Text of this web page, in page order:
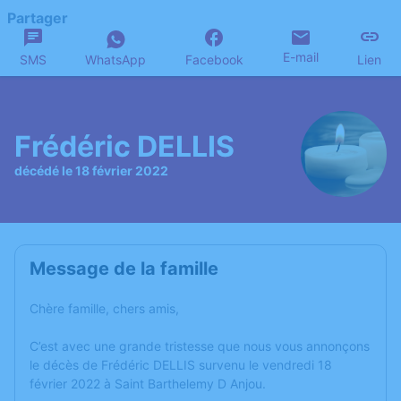
Partager
SMS WhatsApp Facebook E-mail Lien
Frédéric DELLIS
décédé le 18 février 2022
Message de la famille
Chère famille, chers amis,
C’est avec une grande tristesse que nous vous annonçons
le décès de Frédéric DELLIS survenu le vendredi 18
février 2022 à Saint Barthelemy D Anjou.